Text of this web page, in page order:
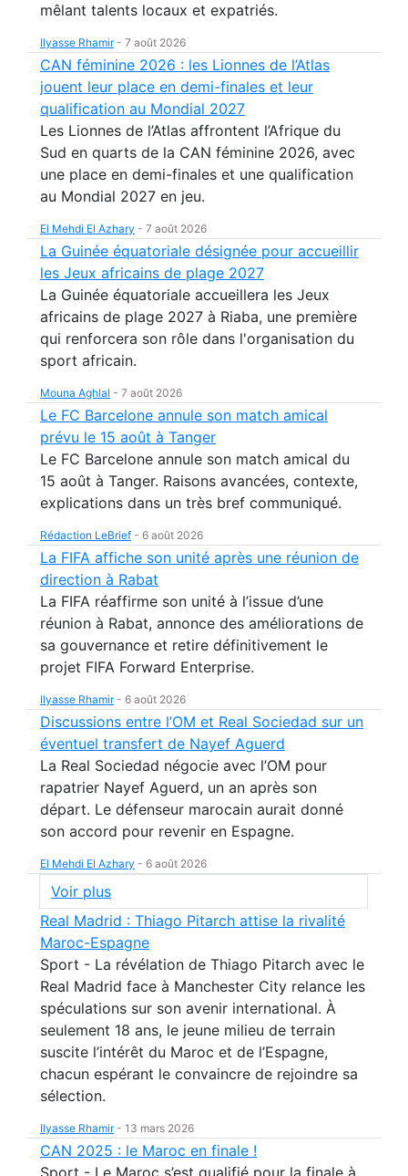
mêlant talents locaux et expatriés.
Ilyasse Rhamir- 7 août 2026
CAN féminine 2026 : les Lionnes de l’Atlas
jouent leur place en demi-finales et leur
qualification au Mondial 2027
Les Lionnes de l’Atlas affrontent l’Afrique du
Sud en quarts de la CAN féminine 2026, avec
une place en demi-finales et une qualification
au Mondial 2027 en jeu.
El Mehdi El Azhary - 7 août 2026
La Guinée équatoriale désignée pour accueillir
les Jeux africains de plage 2027
La Guinée équatoriale accueillera les Jeux
africains de plage 2027 à Riaba, une première
qui renforcera son rôle dans l'organisation du
sport africain.
Mouna Aghlal - 7 août 2026
Le FC Barcelone annule son match amical
prévu le 15 août à Tanger
Le FC Barcelone annule son match amical du
15 août à Tanger. Raisons avancées, contexte,
explications dans un très bref communiqué.
Rédaction LeBrief - 6 août 2026
La FIFA affiche son unité après une réunion de
direction à Rabat
La FIFA réaffirme son unité à l’issue d’une
réunion à Rabat, annonce des améliorations de
sa gouvernance et retire définitivement le
projet FIFA Forward Enterprise.
Ilyasse Rhamir- 6 août 2026
Discussions entre l’OM et Real Sociedad sur un
éventuel transfert de Nayef Aguerd
La Real Sociedad négocie avec l’OM pour
rapatrier Nayef Aguerd, un an après son
départ. Le défenseur marocain aurait donné
son accord pour revenir en Espagne.
El Mehdi El Azhary - 6 août 2026
Voir plus
Real Madrid : Thiago Pitarch attise la rivalité
Maroc-Espagne
Sport - La révélation de Thiago Pitarch avec le
Real Madrid face à Manchester City relance les
spéculations sur son avenir international. À
seulement 18 ans, le jeune milieu de terrain
suscite l’intérêt du Maroc et de l’Espagne,
chacun espérant le convaincre de rejoindre sa
sélection.
Ilyasse Rhamir- 13 mars 2026
CAN 2025 : le Maroc en finale !
Sport - Le Maroc s’est qualifié pour la finale à